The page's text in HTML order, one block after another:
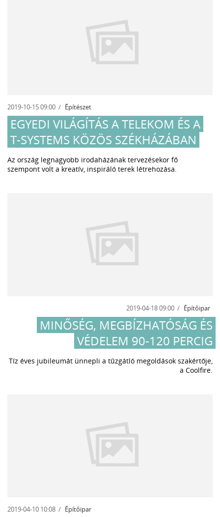
2019-10-15 09:00 Építészet
EGYEDI VILÁGÍTÁS A TELEKOM ÉS A
T-SYSTEMS KÖZÖS SZÉKHÁZÁBAN
Az ország legnagyobb irodaházának tervezésekor fő
szempont volt a kreatív, inspiráló terek létrehozása.
2019-04-18 09:00 Építőipar
MINŐSÉG, MEGBÍZHATÓSÁG ÉS
VÉDELEM 90-120 PERCIG
Tíz éves jubileumát ünnepli a tűzgátló megoldások szakértője,
a Coolfire.
2019-04-10 10:08 Építőipar